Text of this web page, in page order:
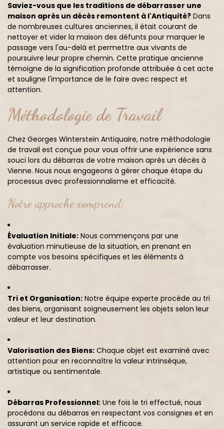
Saviez-vous que les traditions de débarrasser une
maison après un décès remontent à l'Antiquité? Dans
de nombreuses cultures anciennes, il était courant de
nettoyer et vider la maison des défunts pour marquer le
passage vers l'au-delà et permettre aux vivants de
poursuivre leur propre chemin. Cette pratique ancienne
témoigne de la signification profonde attribuée à cet acte
et souligne l'importance de le faire avec respect et
attention.
Méthodologie de Travail
Chez Georges Winterstein Antiquaire, notre méthodologie
de travail est conçue pour vous offrir une expérience sans
souci lors du débarras de votre maison après un décès à
Vienne. Nous nous engageons à gérer chaque étape du
processus avec professionnalisme et efficacité.
Notre approche comprend:
Évaluation Initiale: Nous commençons par une
évaluation minutieuse de la situation, en prenant en
compte vos besoins spécifiques et les éléments à
débarrasser.
Tri et Organisation: Notre équipe experte procède au tri
des biens, organisant soigneusement les objets selon leur
valeur et leur destination.
Valorisation des Biens: Chaque objet est examiné avec
attention pour en reconnaître la valeur intrinsèque,
artistique ou sentimentale.
Débarras Professionnel: Une fois le tri effectué, nous
procédons au débarras en respectant vos consignes et en
assurant un service rapide et efficace.